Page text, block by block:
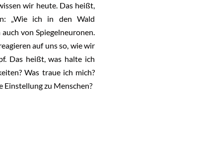
wir heute. Das heißt,
„Wie ich in den Wald
von Spiegelneuronen.
auf uns so, wie wir
Das heißt, was halte ich
Was traue ich mich?
Einstellung zu Menschen?